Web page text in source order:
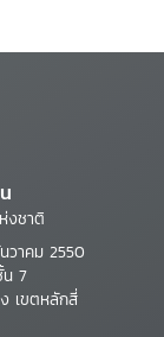
งชาติ
วาคม 2550
น 7
เขตหลักสี่